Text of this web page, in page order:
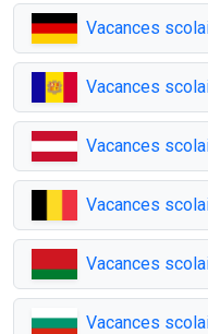
Vacances
Vacances
Vacances
Vacances
Vacances
Vacances